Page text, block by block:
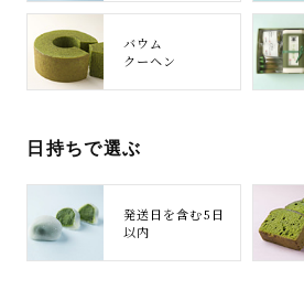
バウム
クーヘン
日持ちで選ぶ
発送日を含む5日
以内